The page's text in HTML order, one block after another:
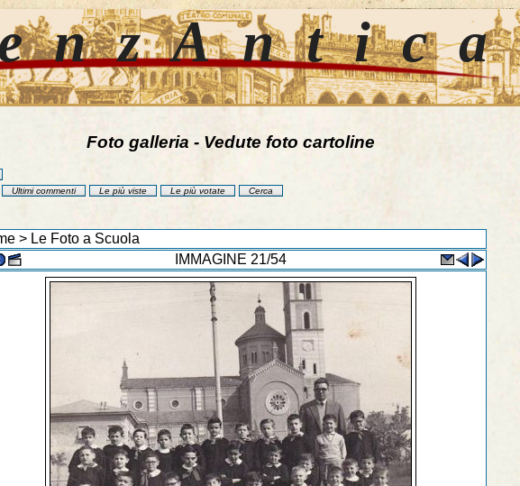
Foto galleria - Vedute foto cartoline
Ultimi commenti Le più viste Le più votate Cerca
> Le Foto a Scuola
IMMAGINE 21/54